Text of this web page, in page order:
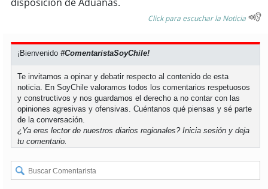
soypuertomontt
soychiloé
disposición de Aduanas.
Click para escuchar la Noticia
¡Bienvenido#ComentaristaSoyChile!
Te invitamos a opinar y debatir respecto al contenido de esta
noticia. En SoyChile valoramos todos los comentarios respetuosos
y constructivos y nos guardamos el derecho a no contar con las
opiniones agresivas y ofensivas. Cuéntanos qué piensas y sé parte
de la conversación.
¿Ya eres lector de nuestros diarios regionales?Inicia sesión y deja
tu comentario.